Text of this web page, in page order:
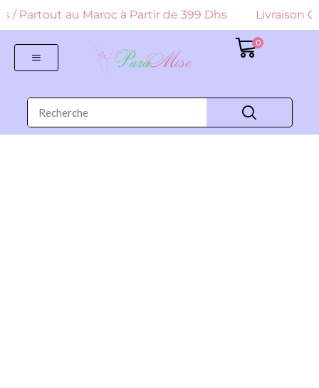
/ Partout au Maroc à Partir de 399 Dhs Livraison
0